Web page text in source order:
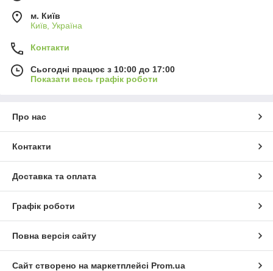
м. Київ
Київ, Україна
Контакти
Сьогодні працює з 10:00 до 17:00
Показати весь графік роботи
Про нас
Контакти
Доставка та оплата
Графік роботи
Повна версія сайту
Сайт створено на маркетплейсі Prom.ua